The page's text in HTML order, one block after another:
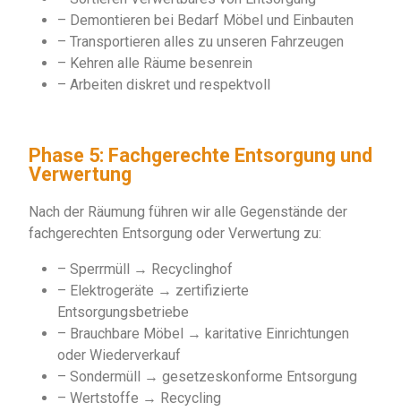
– Demontieren bei Bedarf Möbel und Einbauten
– Transportieren alles zu unseren Fahrzeugen
– Kehren alle Räume besenrein
– Arbeiten diskret und respektvoll
Phase 5: Fachgerechte Entsorgung und
Verwertung
Nach der Räumung führen wir alle Gegenstände der
fachgerechten Entsorgung oder Verwertung zu:
– Sperrmüll → Recyclinghof
– Elektrogeräte → zertifizierte
Entsorgungsbetriebe
– Brauchbare Möbel → karitative Einrichtungen
oder Wiederverkauf
– Sondermüll → gesetzeskonforme Entsorgung
– Wertstoffe → Recycling